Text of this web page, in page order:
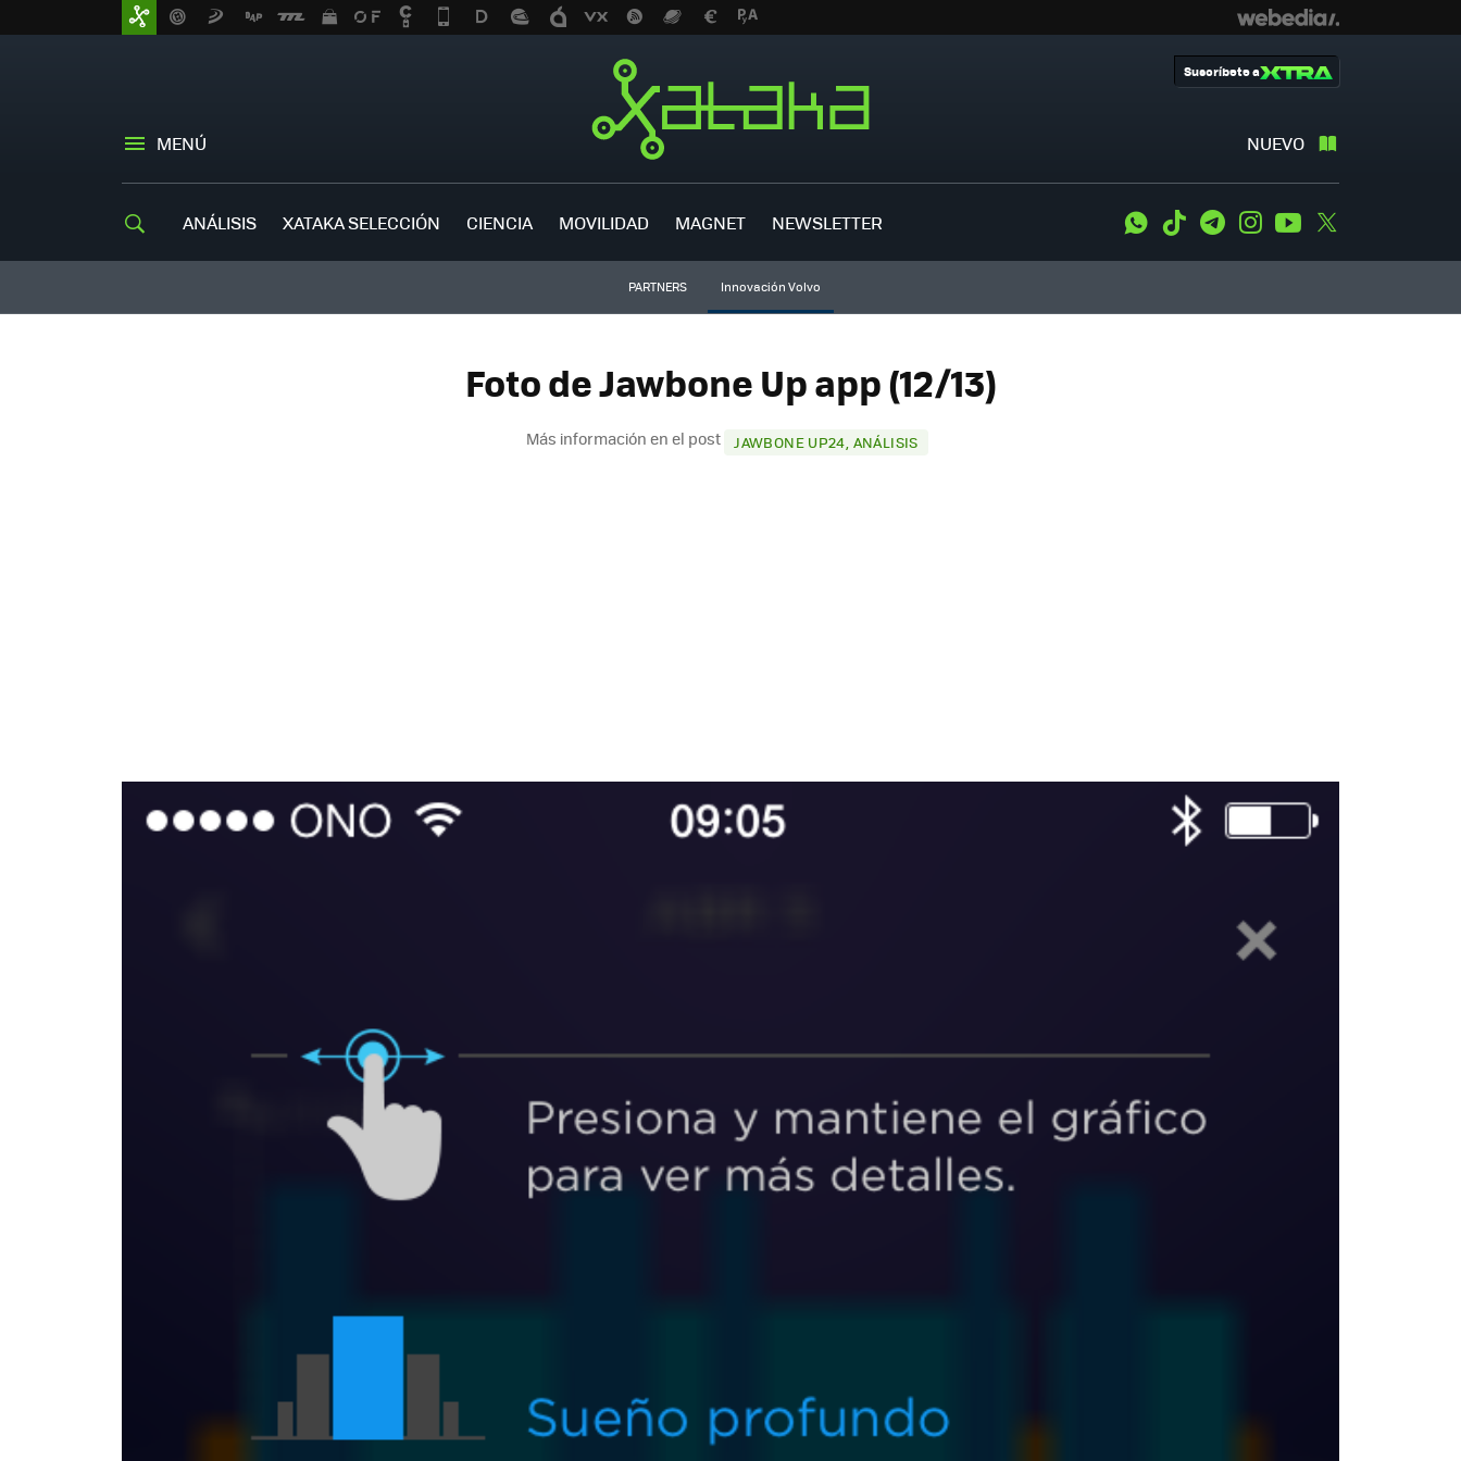
MENÚ NUEVO
Suscríbete a
ANÁLISIS XATAKA SELECCIÓN CIENCIA MOVILIDAD MAGNET NEWSLETTER WhatsApp
Tiktok TelegramInstagramYoutube
PARTNERS Innovación Volvo
Foto de Jawbone Up app (12/13)
Más información en el post JAWBONE UP24, ANÁLISIS